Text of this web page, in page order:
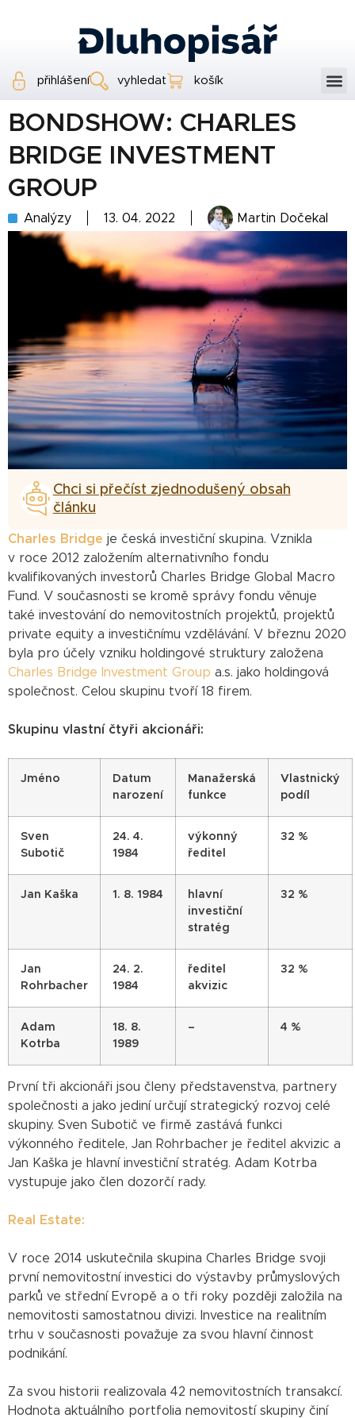
přihlášení vyhledat košík
BONDSHOW: CHARLES
BRIDGE INVESTMENT
GROUP
Analýzy 13. 04. 2022 Martin Dočekal
Chci si přečíst zjednodušený obsah
článku
Charles Bridge je česká investiční skupina. Vznikla
v roce 2012 založením alternativního fondu
kvalifikovaných investorů Charles Bridge Global Macro
Fund. V současnosti se kromě správy fondu věnuje
také investování do nemovitostních projektů, projektů
private equity a investičnímu vzdělávání. V březnu 2020
byla pro účely vzniku holdingové struktury založena
Charles Bridge Investment Group a.s. jako holdingová
společnost. Celou skupinu tvoří 18 firem.
Skupinu vlastní čtyři akcionáři:
Jméno
Datum
narození
Manažerská
funkce
Vlastnický
podíl
Sven
Subotič
24. 4.
1984
výkonný
ředitel
32 %
Jan Kaška 1. 8. 1984
hlavní
investiční
stratég
32 %
Jan
Rohrbacher
24. 2.
1984
ředitel
akvizic
32 %
Adam
Kotrba
18. 8.
1989
– 4 %
První tři akcionáři jsou členy představenstva, partnery
společnosti a jako jediní určují strategický rozvoj celé
skupiny. Sven Subotič ve firmě zastává funkci
výkonného ředitele, Jan Rohrbacher je ředitel akvizic a
Jan Kaška je hlavní investiční stratég. Adam Kotrba
vystupuje jako člen dozorčí rady.
Real Estate:
V roce 2014 uskutečnila skupina Charles Bridge svoji
první nemovitostní investici do výstavby průmyslových
parků ve střední Evropě a o tři roky později založila na
nemovitosti samostatnou divizi. Investice na realitním
trhu v současnosti považuje za svou hlavní činnost
podnikání.
Za svou historii realizovala 42 nemovitostních transakcí.
Hodnota aktuálního portfolia nemovitostí skupiny činí